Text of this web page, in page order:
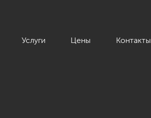
Услуги Цены Контакты